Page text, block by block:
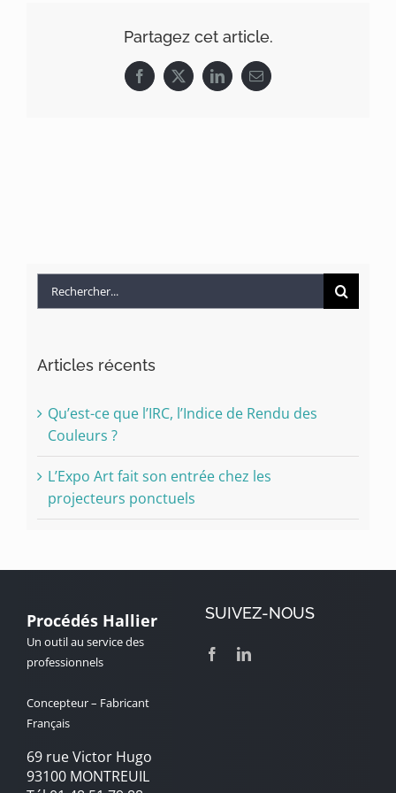
Partagez cet article.
Facebook
X LinkedInEmail
Rechercher:
Articles récents
Qu’est-ce que l’IRC, l’Indice de Rendu des
Couleurs ?
L’Expo Art fait son entrée chez les
projecteurs ponctuels
Procédés Hallier
Un outil au service des
professionnels
Concepteur – Fabricant
Français
69 rue Victor Hugo
93100 MONTREUIL
SUIVEZ-NOUS